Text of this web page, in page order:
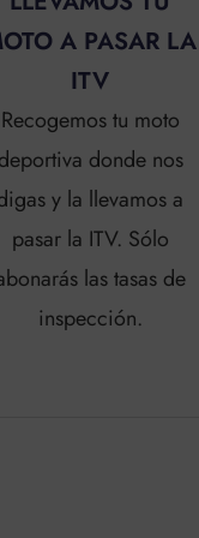
LAS LLAVES?
perdido la llave de tu
moto deportiva? Te
el bombín y
todos los
electrónicos que
sean necesarios.